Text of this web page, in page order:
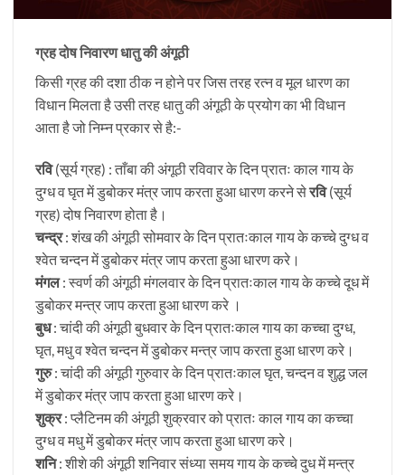
ग्रह दोष निवारण धातु की अंगूठी
किसी ग्रह की दशा ठीक न होने पर जिस तरह रत्न व मूल धारण का
विधान मिलता है उसी तरह धातु की अंगूठी के प्रयोग का भी विधान
आता है जो निम्न प्रकार से है:-
रवि(सूर्य ग्रह) : ताँबा की अंगूठी रविवार के दिन प्रातः काल गाय के
दुग्ध व घृत में डुबोकर मंत्र जाप करता हुआ धारण करने सेरवि(सूर्य
ग्रह) दोष निवारण होता है।
चन्द्र: शंख की अंगूठी सोमवार के दिन प्रातःकाल गाय के कच्चे दुग्ध व
श्वेत चन्दन में डुबोकर मंत्र जाप करता हुआ धारण करे।
मंगल: स्वर्ण की अंगूठी मंगलवार के दिन प्रातःकाल गाय के कच्चे दूध में
डुबोकर मन्त्र जाप करता हुआ धारण करे ।
बुध: चांदी की अंगूठी बुधवार के दिन प्रातःकाल गाय का कच्चा दुग्ध,
घृत, मधु व श्वेत चन्दन में डुबोकर मन्त्र जाप करता हुआ धारण करे।
गुरु: चांदी की अंगूठी गुरुवार के दिन प्रातःकाल घृत, चन्दन व शुद्ध जल
में डुबोकर मंत्र जाप करता हुआ धारण करे।
शुक्र: प्लैटिनम की अंगूठी शुक्रवार को प्रातः काल गाय का कच्चा
दुग्ध व मधु में डुबोकर मंत्र जाप करता हुआ धारण करे।
शनि: शीशे की अंगूठी शनिवार संध्या समय गाय के कच्चे दुध में मन्त्र